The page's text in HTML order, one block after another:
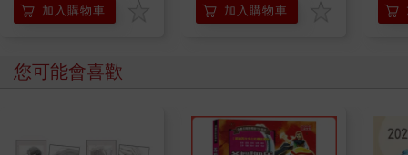
加入購物車 加入購物車
您可能會喜歡